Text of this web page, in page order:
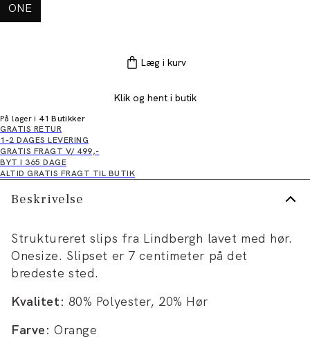
ONE
Læg i kurv
Klik og hent i butik
På lager i 41 Butikker
GRATIS RETUR
1-2 DAGES LEVERING
GRATIS FRAGT V/ 499,-
BYT I 365 DAGE
ALTID GRATIS FRAGT TIL BUTIK
Beskrivelse
Struktureret slips fra Lindbergh lavet med hør.
Onesize. Slipset er 7 centimeter på det
bredeste sted.
Kvalitet: 80% Polyester, 20% Hør
Farve: Orange